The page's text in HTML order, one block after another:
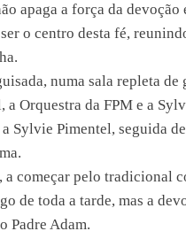
apaga a força da devoção
o centro desta fé,
numa sala repleta de
Orquestra da FPM e a
Sylvie Pimentel, seguida
começar pelo tradicional
de toda a tarde, mas a
Padre Adam.